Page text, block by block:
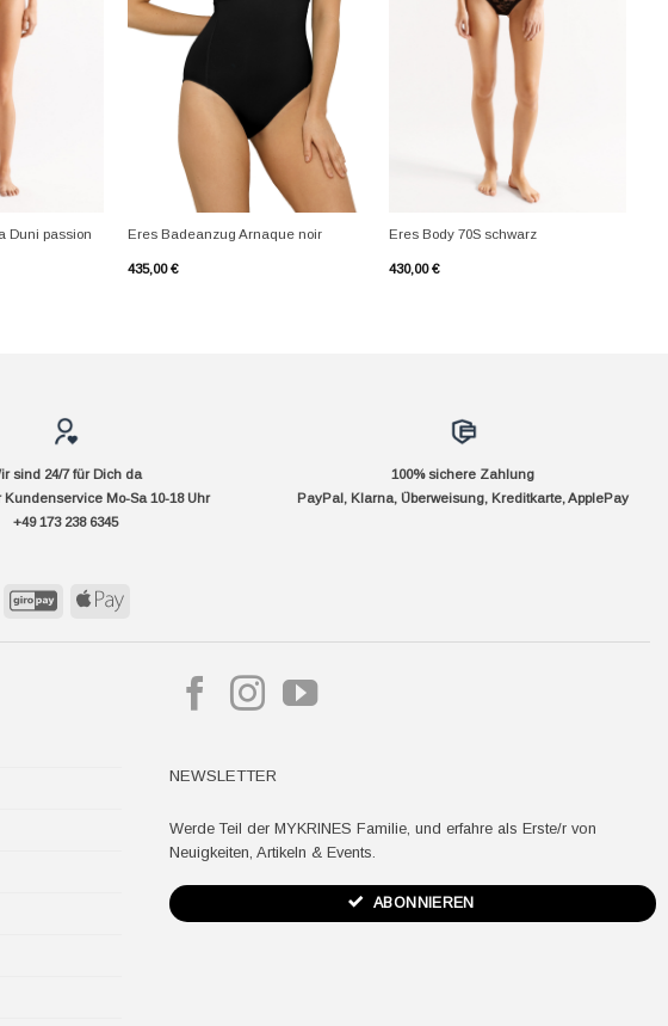
Duni passion Eres Badeanzug Arnaque noir
435,00€
Eres Body 70S schwarz
430,00€
sind 24/7 für Dich da
Kundenservice Mo-Sa 10-18 Uhr
+49 173 238 6345
100% sichere Zahlung
PayPal, Klarna, Überweisung, Kreditkarte, ApplePay
GiroPay Apple
NEWSLETTER
Werde Teil der MYKRINES Familie, und erfahre als Erste/r von
Neuigkeiten, Artikeln & Events.
ABONNIEREN